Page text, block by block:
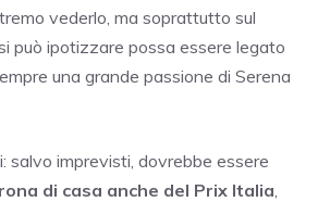
vederlo, ma soprattutto sul
può ipotizzare possa essere legato
una grande passione di Serena
salvo imprevisti, dovrebbe essere
di casa anche del Prix Italia